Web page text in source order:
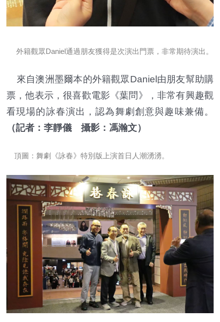
外籍觀眾Daniel通過朋友獲得是次演出門票，非常期待演出。
來自澳洲墨爾本的外籍觀眾Daniel由朋友幫助購
票，他表示，很喜歡電影《葉問》，非常有興趣觀
看現場的詠春演出，認為舞劇創意與趣味兼備。
（記者：李靜儀 攝影：馮瀚文）
頂圖：舞劇《詠春》特別版上演首日人潮湧湧。